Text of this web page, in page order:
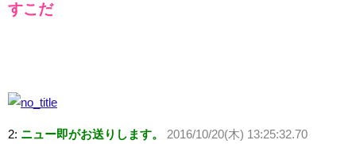
すこだ
2: ニュー即がお送りします。
2016/10/20(木) 13:25:32.70